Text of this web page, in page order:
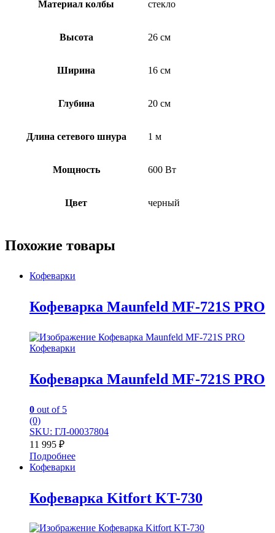
Материал колбы стекло
Высота 26 см
Ширина 16 см
Глубина 20 см
Длина сетевого шнура 1 м
Мощность 600 Вт
Цвет черный
Похожие товары
Кофеварки
Кофеварка Maunfeld MF-721S PRO
Кофеварки
Кофеварка Maunfeld MF-721S PRO
0 out of 5
(0)
SKU: ГЛ-00037804
11 995 ₽
Подробнее
Кофеварки
Кофеварка Kitfort KT-730